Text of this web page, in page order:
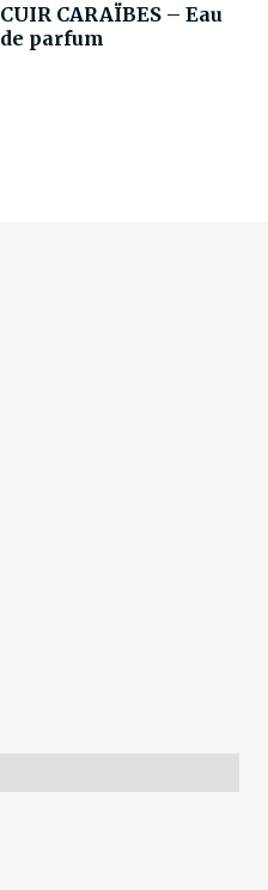
CUIR CARAÏBES – Eau
de parfum